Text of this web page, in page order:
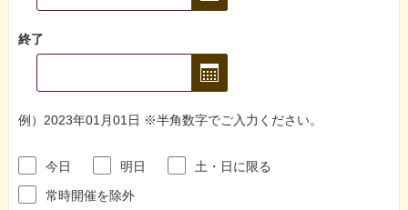
終了
例）2023年01月01日 ※半角数字でご入力ください。
今日 明日
土・日に限る
常時開催を除外